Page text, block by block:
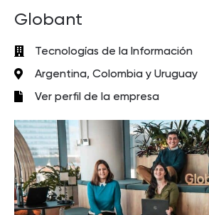
Globant
Tecnologías de la Información
Argentina, Colombia y Uruguay
Ver perfil de la empresa